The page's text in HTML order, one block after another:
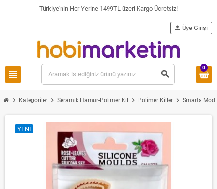
Türkiye'nin Her Yerine 1499TL üzeri Kargo Ücretsiz!
view_headline search
person Üye Girişi
0
chevron_right Kategoriler chevron_right Seramik Hamur-Polimer Kil chevron_right Polimer Killer chevron_right Smarta
YENI